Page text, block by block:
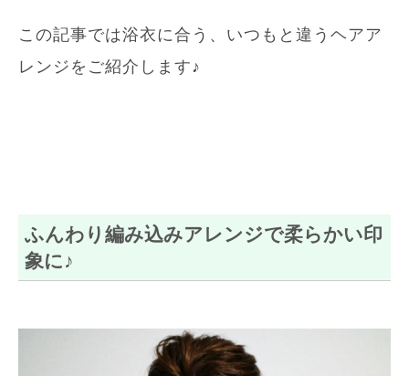
この記事では浴衣に合う、いつもと違うヘアア
レンジをご紹介します♪
ふんわり編み込みアレンジで柔らかい印
象に♪